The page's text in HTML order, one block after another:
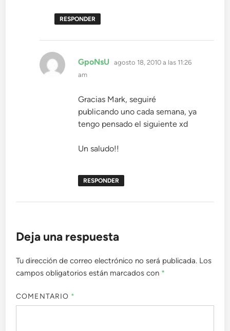
RESPONDER
GpoNsU dice:
agosto 18, 2010 a las 11:26
am
Gracias Mark, seguiré
publicando uno cada semana, ya
tengo pensado el siguiente xd
Un saludo!!
RESPONDER
Deja una respuesta
Tu dirección de correo electrónico no será publicada. Los
campos obligatorios están marcados con *
COMENTARIO *